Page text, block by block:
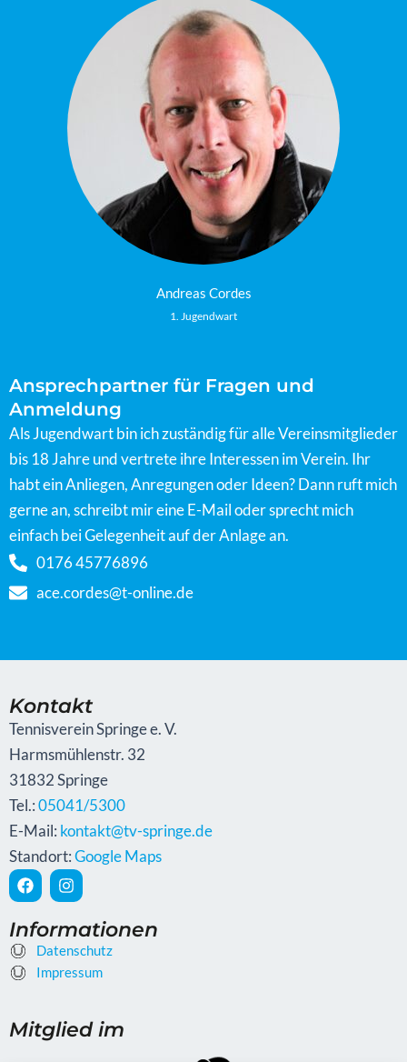
Andreas Cordes
1. Jugendwart
Ansprechpartner für Fragen und
Anmeldung
Als Jugendwart bin ich zuständig für alle Vereinsmitglieder
bis 18 Jahre und vertrete ihre Interessen im Verein. Ihr
habt ein Anliegen, Anregungen oder Ideen? Dann ruft mich
gerne an, schreibt mir eine E-Mail oder sprecht mich
einfach bei Gelegenheit auf der Anlage an.
0176 45776896
ace.cordes@t-online.de
Kontakt
Tennisverein Springe e. V.
Harmsmühlenstr. 32
31832 Springe
Tel.:05041/5300
E-Mail: kontakt@tv-springe.de
Standort:Google Maps
F
a
e
b
o
o
I
n
t
a
g
r
Informationen
Datenschutz
Impressum
Mitglied im